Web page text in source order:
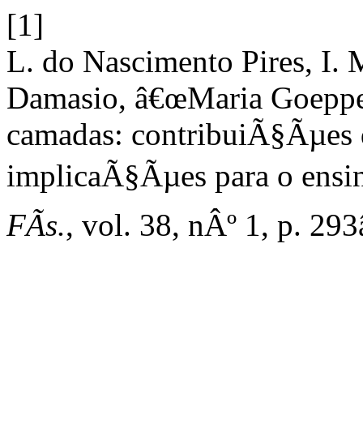
[1]
L. do Nascimento Pires, I.
Damasio, â€œMaria
camadas:
implicaÃ§Ãµes para o
FÃ­s., vol. 38, nÂº 1, p.